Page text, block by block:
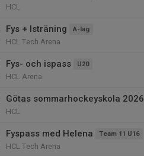
HCL
Fys + Isträning A-lag
HCL Tech Arena
Fys- och ispass U20
HCL Arena
Götas sommarhockeyskola 2026
HCL
Fyspass med Helena Team 11 U16
HCL Tech Arena